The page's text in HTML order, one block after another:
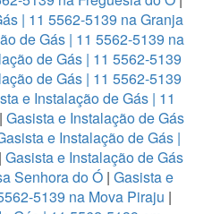
| 11 5562-5139 na Granja
de Gás | 11 5562-5139 na
de Gás | 11 5562-5139
de Gás | 11 5562-5139
e Instalação de Gás | 11
| Gasista e Instalação de Gás
e Instalação de Gás |
| Gasista e Instalação de Gás
Senhora do Ó| Gasista e
5139 na Mova Piraju |